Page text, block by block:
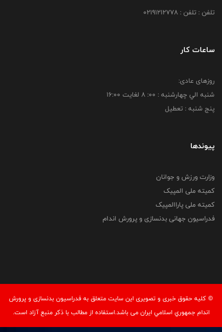
تلفن : تلفن : 02191212778
ساعات کار
روزهای عادی:
شنبه الي چهارشنبه : 00: 8 لغايت 16:00
پنج شنبه : تعطیل
پیوندها
وزارت ورزش و جوانان
کمیته ملی المپیک
کمیته ملی پاراالمپیک
فدراسیون جهانی بدنسازی و پرورش اندام
© کليه حقوق خبری و تصويری اين سايت متعلق به فدراسيون بدنسازی و پرورش
اندام جمهوري اسلامي ايران می باشد.استفاده از مطالب با ذكر منبع آزاد است.